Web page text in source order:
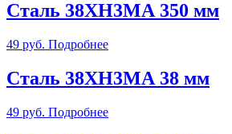
Сталь 38ХН3МА 350 мм
49 руб. Подробнее
Сталь 38ХН3МА 38 мм
49 руб. Подробнее